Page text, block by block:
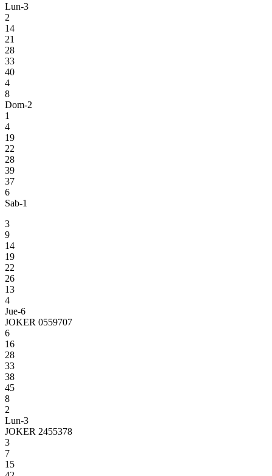
Lun-3
2
14
21
28
33
40
4
8
Dom-2
1
4
19
22
28
39
37
6
Sab-1
3
9
14
19
22
26
13
4
Jue-6
JOKER 0559707
6
16
28
33
38
45
8
2
Lun-3
JOKER 2455378
3
7
15